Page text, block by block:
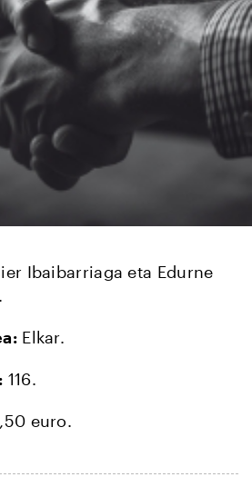
Ibaibarriaga eta Edurne
Elkar.
116.
euro.